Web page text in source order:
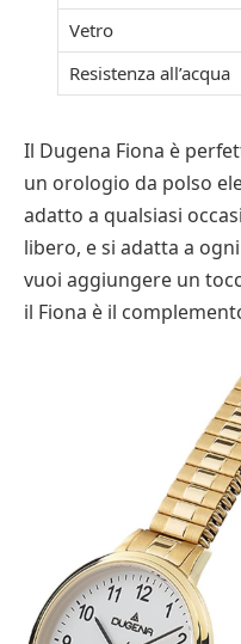
Vetro
Resistenza all’acqua
Il Dugena Fiona è
un orologio da polso
adatto a qualsiasi
libero, e si adatta a
vuoi aggiungere un
il Fiona è il